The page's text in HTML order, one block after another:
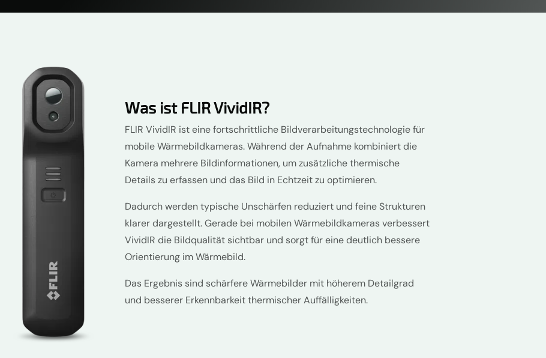
Was ist FLIR VividIR?
FLIR VividIR ist eine fortschrittliche Bildverarbeitungstechnologie für
mobile Wärmebildkameras. Während der Aufnahme kombiniert die
Kamera mehrere Bildinformationen, um zusätzliche thermische
Details zu erfassen und das Bild in Echtzeit zu optimieren.
Dadurch werden typische Unschärfen reduziert und feine Strukturen
klarer dargestellt. Gerade bei mobilen Wärmebildkameras verbessert
VividIR die Bildqualität sichtbar und sorgt für eine deutlich bessere
Orientierung im Wärmebild.
Das Ergebnis sind schärfere Wärmebilder mit höherem Detailgrad
und besserer Erkennbarkeit thermischer Auffälligkeiten.